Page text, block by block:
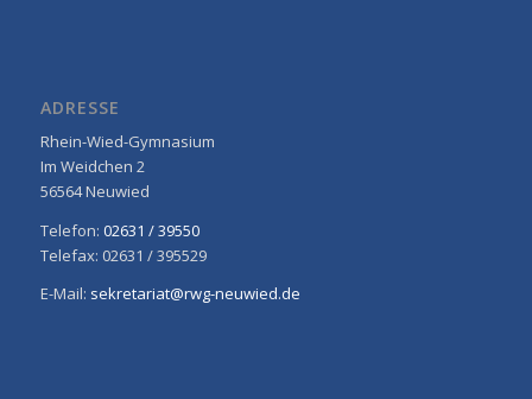
ADRESSE
Rhein-Wied-Gymnasium
Im Weidchen 2
56564 Neuwied
Telefon: 02631 / 39550
Telefax: 02631 / 395529
E-Mail: sekretariat@rwg-neuwied.de